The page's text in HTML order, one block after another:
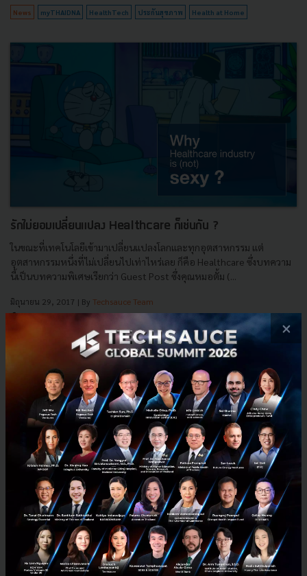
News myTHAIDNA HealthTech ประกันสุขภาพ Health at Home
รักไม่ยอมเปลี่ยนแปลง Healthcare ก็เช่นกัน ?
ในขณะที่เทคโนโลยีเข้ามาเปลี่ยนแปลงโลกและทุกอุตสาหกรรม แต่
อุตสาหกรรมหนึ่งที่ไม่เปลี่ยนไปเท่าไหร่เลย ก็คือ Healthcare ซึ่งบทความ
นี้เป็นบทความพิเศษเรียกว่า Guest Post ซึ่งคุณหมอตั้ม (...
มิถุนายน 29, 2017 | By Techsauce Team
Startup HealthTech Healthcare Health at Home ×